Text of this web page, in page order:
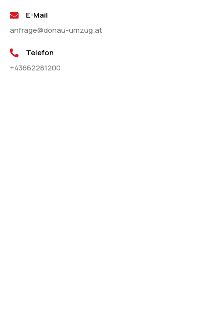
E-Mail
anfrage@donau-umzug.at
Telefon
+43662281200